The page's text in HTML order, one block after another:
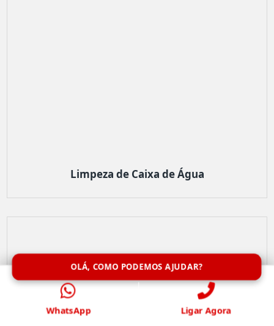
Limpeza de Caixa de Água
OLÁ, COMO PODEMOS AJUDAR?
WhatsApp Ligar Agora